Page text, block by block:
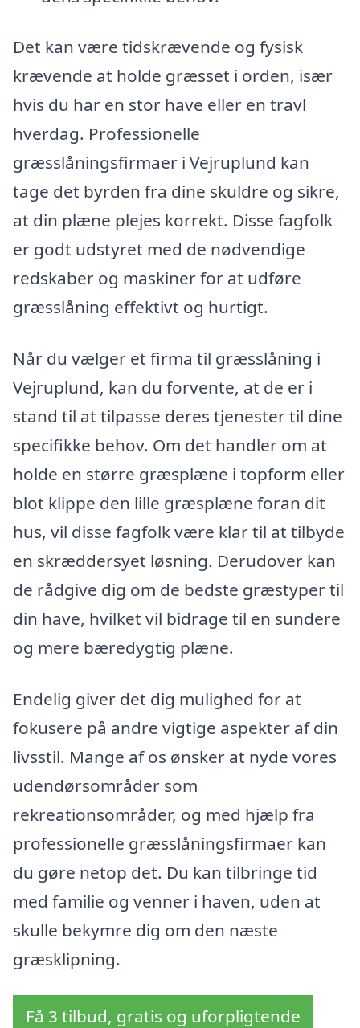
Det kan være tidskrævende og fysisk
krævende at holde græsset i orden, især
hvis du har en stor have eller en travl
hverdag. Professionelle
græsslåningsfirmaer i Vejruplund kan
tage det byrden fra dine skuldre og sikre,
at din plæne plejes korrekt. Disse fagfolk
er godt udstyret med de nødvendige
redskaber og maskiner for at udføre
græsslåning effektivt og hurtigt.
Når du vælger et firma til græsslåning i
Vejruplund, kan du forvente, at de er i
stand til at tilpasse deres tjenester til dine
specifikke behov. Om det handler om at
holde en større græsplæne i topform eller
blot klippe den lille græsplæne foran dit
hus, vil disse fagfolk være klar til at tilbyde
en skræddersyet løsning. Derudover kan
de rådgive dig om de bedste græstyper til
din have, hvilket vil bidrage til en sundere
og mere bæredygtig plæne.
Endelig giver det dig mulighed for at
fokusere på andre vigtige aspekter af din
livsstil. Mange af os ønsker at nyde vores
udendørsområder som
rekreationsområder, og med hjælp fra
professionelle græsslåningsfirmaer kan
du gøre netop det. Du kan tilbringe tid
med familie og venner i haven, uden at
skulle bekymre dig om den næste
græsklipning.
Få 3 tilbud, gratis og uforpligtende